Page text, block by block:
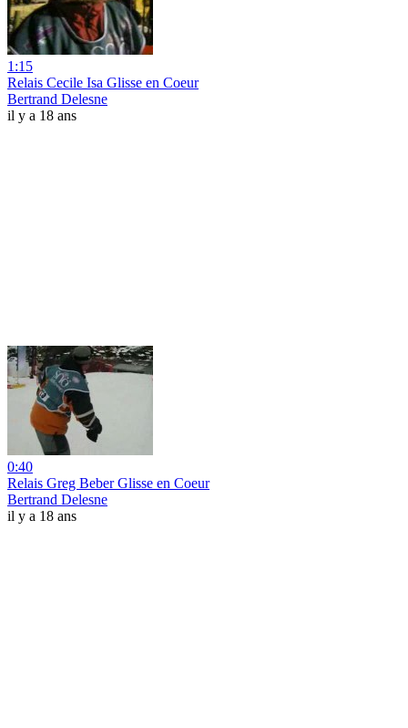
1:15
Relais Cecile Isa Glisse en Coeur
Bertrand Delesne
il y a 18 ans
0:40
Relais Greg Beber Glisse en Coeur
Bertrand Delesne
il y a 18 ans